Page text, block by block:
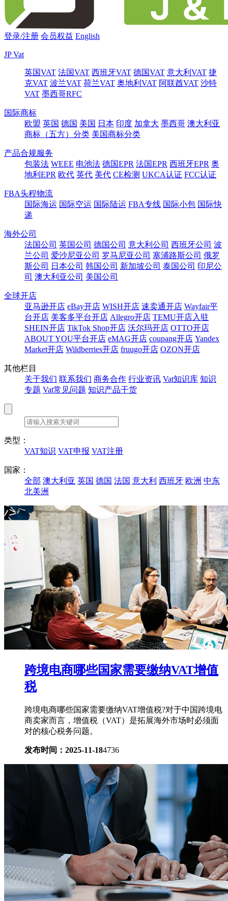
登录/注册 会员权益 English
JP Vat
英国VAT 法国VAT 西班牙VAT 德国VAT 意大利VAT 捷
克VAT 波兰VAT 荷兰VAT 奥地利VAT 阿联酋VAT 沙特
VAT 墨西哥RFC
国际商标
欧盟 英国 德国 美国 日本 印度 加拿大 墨西哥 澳大利亚
商标（五方）分类 美国商标分类
产品合规服务
包装法 WEEE 电池法 德国EPR 法国EPR 西班牙EPR 奥
地利EPR 欧代 英代 美代 CE检测 UKCA认证 FCC认证
FBA头程物流
国际海运 国际空运 国际陆运 FBA专线 国际小包 国际快
递
海外公司
法国公司 英国公司 德国公司 意大利公司 西班牙公司 波
兰公司 爱沙尼亚公司 罗马尼亚公司 塞浦路斯公司 俄罗
斯公司
日本公司 韩国公司 新加坡公司 泰国公司 印尼公
司 澳大利亚公司 美国公司
全球开店
亚马逊开店 eBay开店 WISH开店 速卖通开店 Wayfair平
台开店 美客多平台开店 Allegro开店 TEMU开店入驻
SHEIN开店 TikTok Shop开店 沃尔玛开店 OTTO开店
ABOUT YOU平台开店 eMAG开店 coupang开店 Yandex
Market开店 Wildberries开店 fruugo开店 OZON开店
其他栏目
关于我们 联系我们 商务合作 行业资讯 Vat知识库 知识
专题 Vat常见问题 知识产品干货
类型：
VAT知识 VAT申报 VAT注册
国家：
全部 澳大利亚 英国 德国 法国 意大利 西班牙 欧洲 中东
北美洲
跨境电商哪些国家需要缴纳VAT增值
税
跨境电商哪些国家需要缴纳VAT增值税?对于中国跨境电
商卖家而言，增值税（VAT）是拓展海外市场时必须面
对的核心税务问题。
发布时间：2025-11-184736